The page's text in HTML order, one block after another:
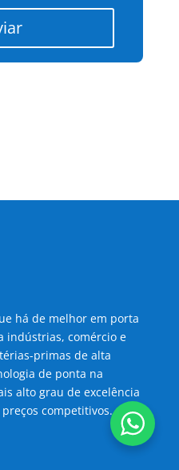
há de melhor em porta
indústrias, comércio e
primas de alta
de ponta na
alto grau de excelência
competitivos.